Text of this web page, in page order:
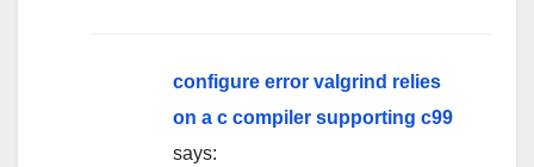
configure error valgrind relies
on a c compiler supporting c99
says: